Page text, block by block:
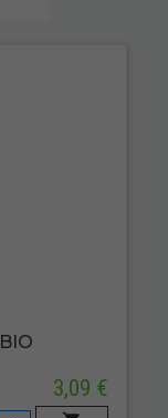
3,09 €